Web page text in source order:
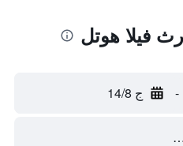
فيلا هوتل
- ج 14/8